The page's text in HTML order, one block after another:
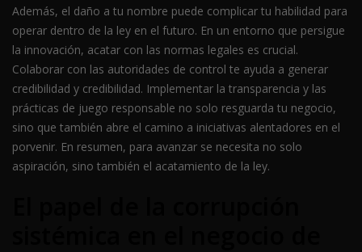
Además, el daño a tu nombre puede complicar tu habilidad para
operar dentro de la ley en el futuro. En un entorno que persigue
la innovación, acatar con las normas legales es crucial.
Colaborar con las autoridades de control te ayuda a generar
credibilidad y credibilidad. Implementar la transparencia y las
prácticas de juego responsable no solo resguarda tu negocio,
sino que también abre el camino a iniciativas alentadores en el
porvenir. En resumen, para avanzar se necesita no solo
aspiración, sino también el acatamiento de la ley.